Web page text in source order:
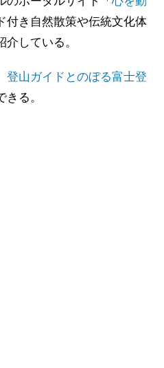
付き自然散策や伝統文化体
している。
山ガイドとのぼる富士登
る。